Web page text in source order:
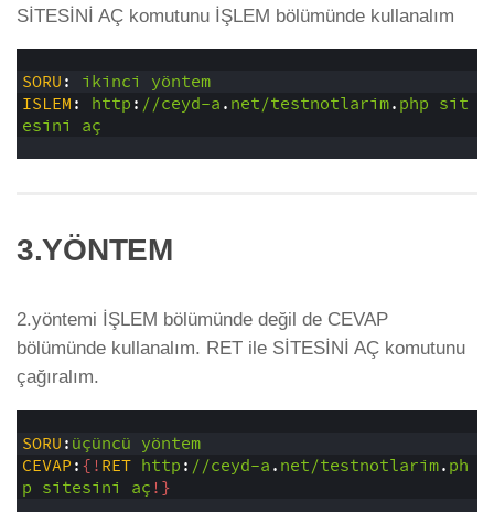
SİTESİNİ AÇ komutunu İŞLEM bölümünde kullanalım
SORU: ikinci yöntem
ISLEM: http: //ceyd-a.net/testnotlarim.php sit
esini aç
3.YÖNTEM
2.yöntemi İŞLEM bölümünde değil de CEVAP
bölümünde kullanalım. RET ile SİTESİNİ AÇ komutunu
çağıralım.
SORU:üçüncü yöntem
CEVAP:{!RET http: //ceyd-a.net/testnotlarim.ph
p sitesini aç!}